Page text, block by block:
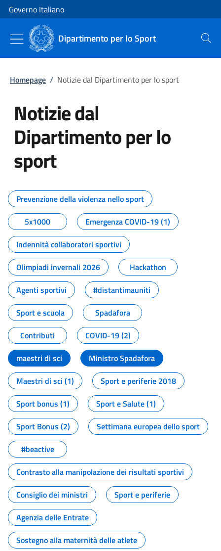
Vai al contenuto
Vai alla navigazione del sito
Governo Italiano
Dipartimento per lo Sport Cerca
Homepage / Notizie dal Dipartimento per lo sport
Notizie dal
Dipartimento per lo
sport
Tutti i contenuti della pagina
Prevenzione della violenza nello sport
5x1000
Emergenza COVID-19 (1)
Indennità collaboratori sportivi
Olimpiadi invernali 2026
Hackathon
Agenti sportivi
#distantimauniti
Sport e scuola
Spadafora
Contributi
COVID-19 (2)
maestri di sci
Ministro Spadafora
Maestri di sci (1)
Sport e periferie 2018
Sport bonus (1)
Sport e Salute (1)
Sport Bonus (2)
Settimana europea dello sport
#beactive
Contrasto alla manipolazione dei risultati sportivi
Consiglio dei ministri
Sport e periferie
Agenzia delle Entrate
Sostegno alla maternità delle atlete